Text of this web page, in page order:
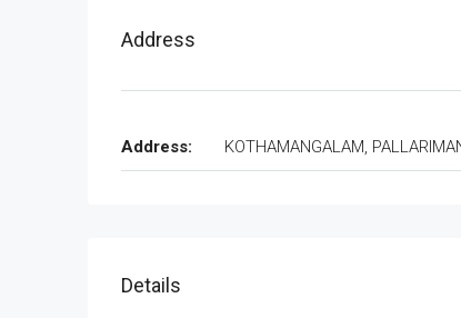
Address
Address: KOTHAMANGALAM,
Details